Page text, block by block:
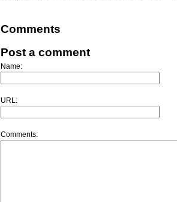
Comments
Post a comment
Name:
URL:
Comments: